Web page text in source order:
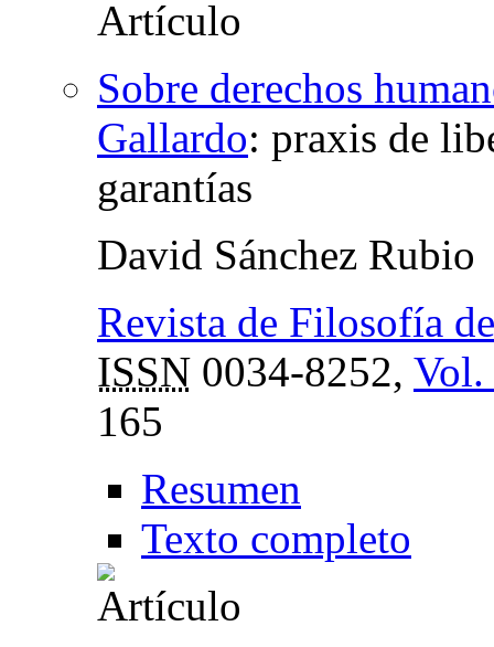
Sobre derechos
Gallardo: praxis de
garantías
David Sánchez Rubio
Revista de Filosofía
ISSN 0034-8252, Vol.
165
Resumen
Texto completo